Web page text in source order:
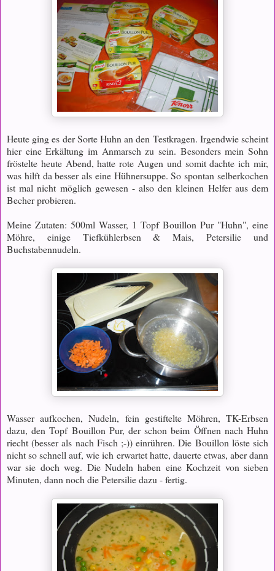
Heute ging es der Sorte Huhn an den Testkragen. Irgendwie scheint
hier eine Erkältung im Anmarsch zu sein. Besonders mein Sohn
fröstelte heute Abend, hatte rote Augen und somit dachte ich mir,
was hilft da besser als eine Hühnersuppe. So spontan selberkochen
ist mal nicht möglich gewesen - also den kleinen Helfer aus dem
Becher probieren.
Meine Zutaten: 500ml Wasser, 1 Topf Bouillon Pur "Huhn", eine
Möhre, einige Tiefkühlerbsen & Mais, Petersilie und
Buchstabennudeln.
Wasser aufkochen, Nudeln, fein gestiftelte Möhren, TK-Erbsen
dazu, den Topf Bouillon Pur, der schon beim Öffnen nach Huhn
riecht (besser als nach Fisch ;-)) einrühren. Die Bouillon löste sich
nicht so schnell auf, wie ich erwartet hatte, dauerte etwas, aber dann
war sie doch weg. Die Nudeln haben eine Kochzeit von sieben
Minuten, dann noch die Petersilie dazu - fertig.